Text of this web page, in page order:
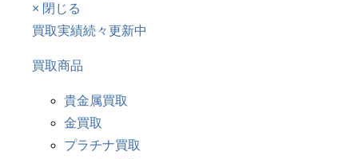
× 閉じる
買取実績続々更新中
買取商品
貴金属買取
金買取
プラチナ買取